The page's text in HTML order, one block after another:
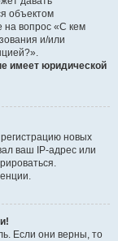
объектом
на вопрос «С кем
и/или
имеет юридической
новых
ваш IP-адрес или
Если они верны, то